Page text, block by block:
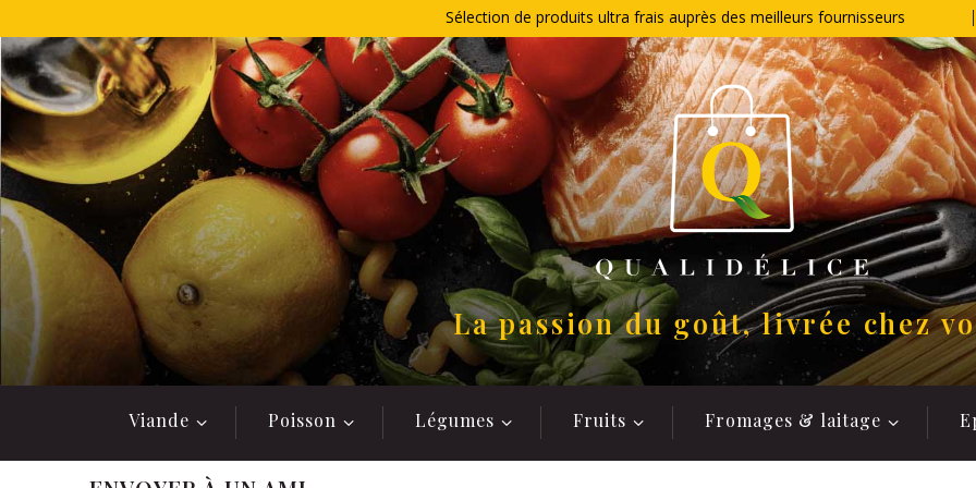
au
contenu
Sélection de produits ultra frais auprès des meilleurs fournisseurs
La passion du goût, livrée chez
Viande Poisson Légumes Fruits Fromages & laitage